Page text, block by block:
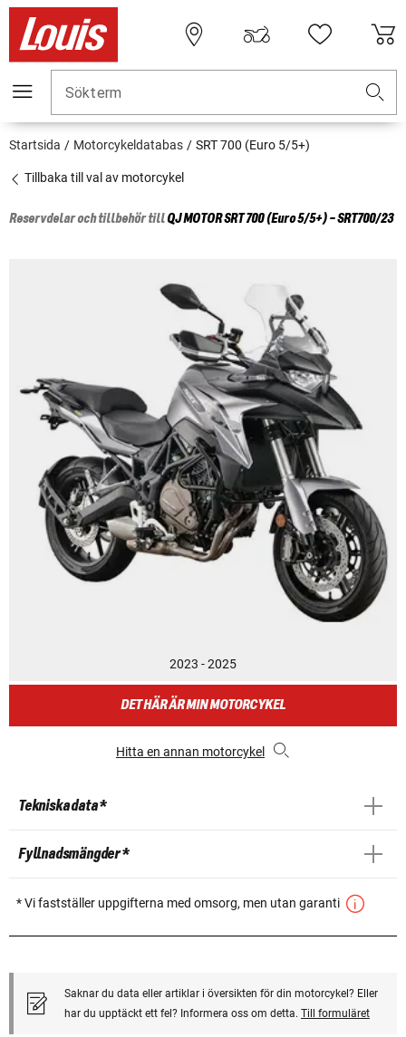
Sökterm
Startsida Motorcykeldatabas SRT 700 (Euro 5/5+)
Tillbaka till val av motorcykel
Reservdelar och tillbehör tillQJ MOTORSRT 700 (Euro 5/5+) - SRT700/23
2023 - 2025
DET HÄR ÄR MIN MOTORCYKEL
Hitta en annan motorcykel
Tekniska data *
Fyllnadsmängder *
* Vi fastställer uppgifterna med omsorg, men utan garanti
Saknar du data eller artiklar i översikten för din motorcykel? Eller
har du upptäckt ett fel? Informera oss om detta. Till formuläret